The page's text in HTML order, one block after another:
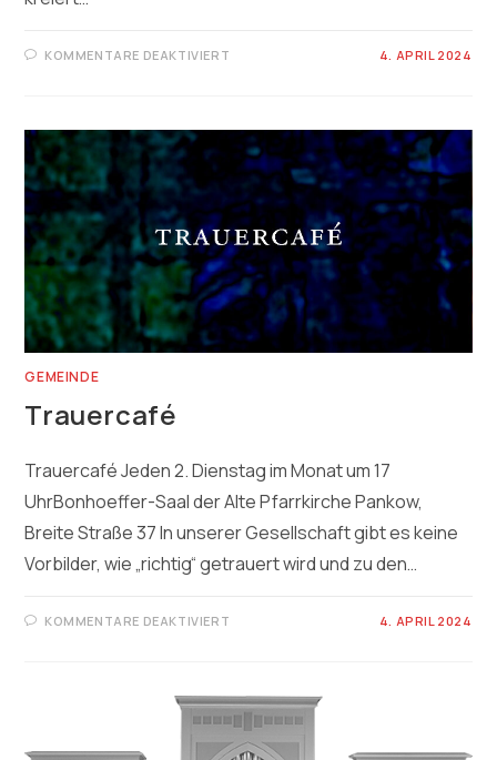
KOMMENTARE DEAKTIVIERT 4. APRIL 2024
GEMEINDE
Trauercafé
Trauercafé Jeden 2. Dienstag im Monat um 17
UhrBonhoeffer-Saal der Alte Pfarrkirche Pankow,
Breite Straße 37 In unserer Gesellschaft gibt es keine
Vorbilder, wie „richtig“ getrauert wird und zu den…
KOMMENTARE DEAKTIVIERT 4. APRIL 2024